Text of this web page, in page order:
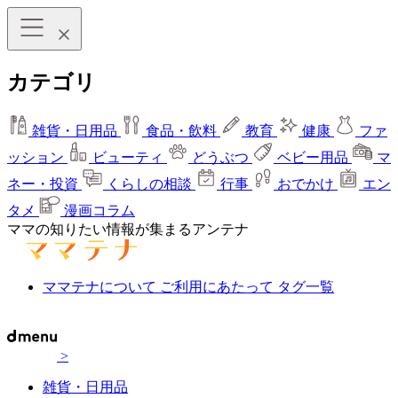
カテゴリ
雑貨・日用品 食品・飲料 教育 健康
ファ
ッション
ビューティ どうぶつ ベビー用品
マ
ネー・投資
くらしの相談 行事 おでかけ
エン
タメ
漫画コラム
ママの知りたい情報が集まるアンテナ
ママテナについて ご利用にあたって タグ一覧
>
雑貨・日用品